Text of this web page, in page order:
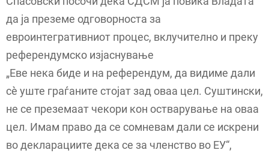
да ја преземе одговорноста за
евроинтегративниот процес, вклучително и преку
референдумско изјаснување
„Еве нека биде и на референдум, да видиме дали
сè уште граѓаните стојат зад оваа цел. Суштински,
не се преземаат чекори кон остварување на оваа
цел. Имам право да се сомневам дали се искрени
во декларациите дека се за членство во ЕУ“,